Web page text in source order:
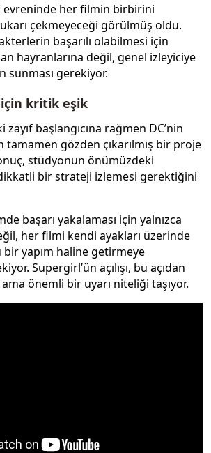
evreninde her filmin birbirini
çekmeyeceği görülmüş oldu.
başarılı olabilmesi için
hayranlarına değil, genel izleyiciye
sunması gerekiyor.
için kritik eşik
başlangıcına rağmen DC’nin
tamamen gözden çıkarılmış bir proje
stüdyonun önümüzdeki
bir strateji izlemesi gerektiğini
başarı yakalaması için yalnızca
her filmi kendi ayakları üzerinde
yapım haline getirmeye
Supergirl’ün açılışı, bu açıdan
önemli bir uyarı niteliği taşıyor.